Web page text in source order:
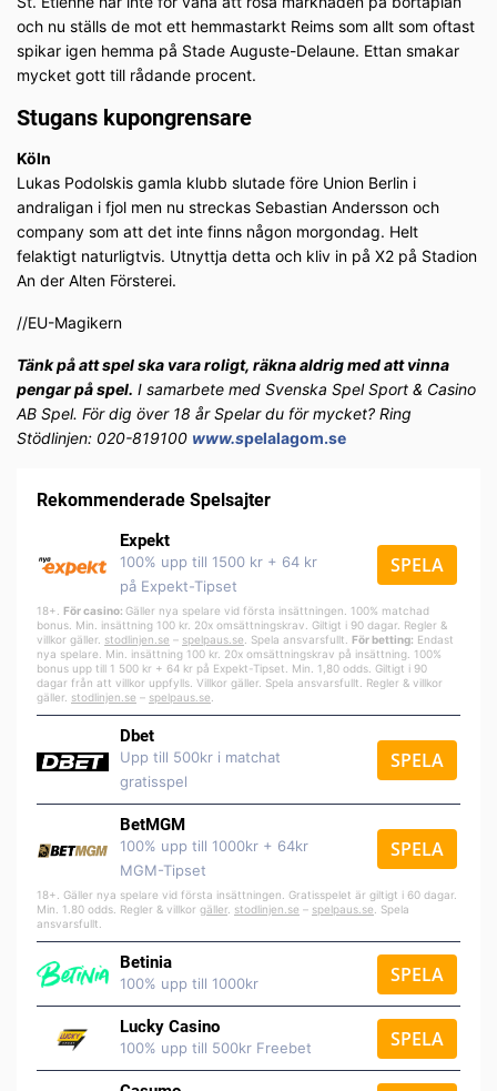
och nu ställs de mot ett hemmastarkt Reims som allt som oftast
spikar igen hemma på Stade Auguste-Delaune. Ettan smakar
mycket gott till rådande procent.
Stugans kupongrensare
Köln
Lukas Podolskis gamla klubb slutade före Union Berlin i
andraligan i fjol men nu streckas Sebastian Andersson och
company som att det inte finns någon morgondag. Helt
felaktigt naturligtvis. Utnyttja detta och kliv in på X2 på Stadion
An der Alten Försterei.
//EU-Magikern
Tänk på att spel ska vara roligt, räkna aldrig med att vinna
pengar på spel. I samarbete med Svenska Spel Sport & Casino
AB Spel. För dig över 18 år Spelar du för mycket? Ring
Stödlinjen: 020-819100 www.spelalagom.se
Rekommenderade Spelsajter
Expekt
100% upp till 1500 kr + 64 kr
på Expekt-Tipset
SPELA
18+. För casino: Gäller nya spelare vid första insättningen. 100% matchad
bonus. Min. insättning 100 kr. 20x omsättningskrav. Giltigt i 90 dagar. Regler &
villkor gäller. stodlinjen.se – spelpaus.se . Spela ansvarsfullt. För betting: Endast
nya spelare. Min. insättning 100 kr. 20x omsättningskrav på insättning. 100%
bonus upp till 1 500 kr + 64 kr på Expekt-Tipset. Min. 1,80 odds. Giltigt i 90
dagar från att villkor uppfylls. Villkor gäller. Spela ansvarsfullt. Regler & villkor
gäller. stodlinjen.se – spelpaus.se
Dbet
Upp till 500kr i matchat
gratisspel
SPELA
BetMGM
100% upp till 1000kr + 64kr
MGM-Tipset
SPELA
18+. Gäller nya spelare vid första insättningen. Gratisspelet är giltigt i 60 dagar.
Min. 1.80 odds. Regler & villkor gäller stodlinjen.se – spelpaus.se . Spela
ansvarsfullt.
Betinia
100% upp till 1000kr SPELA
Lucky Casino
100% upp till 500kr Freebet SPELA